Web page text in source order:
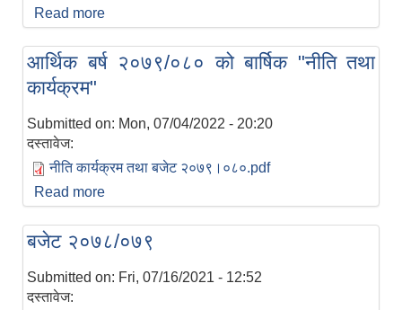
Read more
आर्थिक बर्ष २०७९/०८० को बार्षिक "नीति तथा
कार्यक्रम"
Submitted on: Mon, 07/04/2022 - 20:20
दस्तावेज:
नीति कार्यक्रम तथा बजेट २०७९।०८०.pdf
Read more
कार्यक्रम"
बजेट २०७८/०७९
Submitted on: Fri, 07/16/2021 - 12:52
दस्तावेज: